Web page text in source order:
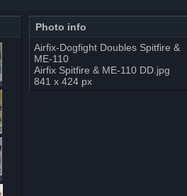
Photo info
Airfix-Dogfight Doubles Spitfire &
ME-110
Airfix Spitfire & ME-110 DD.jpg
841 x 424 px